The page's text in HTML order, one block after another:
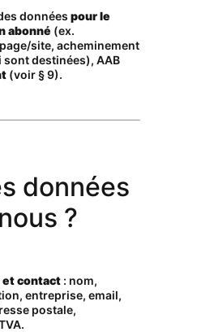
donnéespour le
abonné (ex.
site, acheminement
destinées), AAB
(voir § 9).
données
?
contact : nom,
entreprise, email,
postale,